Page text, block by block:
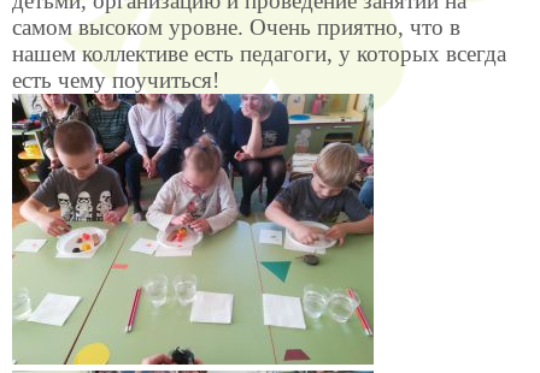
самом высоком уровне. Очень приятно, что в
нашем коллективе есть педагоги, у которых всегда
есть чему поучиться!